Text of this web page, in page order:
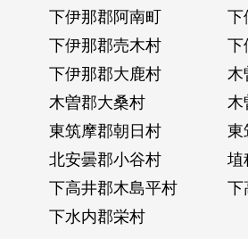
下伊那郡阿南町 下
下伊那郡売木村 下
下伊那郡大鹿村 木
木曽郡大桑村 木
東筑摩郡朝日村 東
北安曇郡小谷村 埴
下高井郡木島平村 下
下水内郡栄村